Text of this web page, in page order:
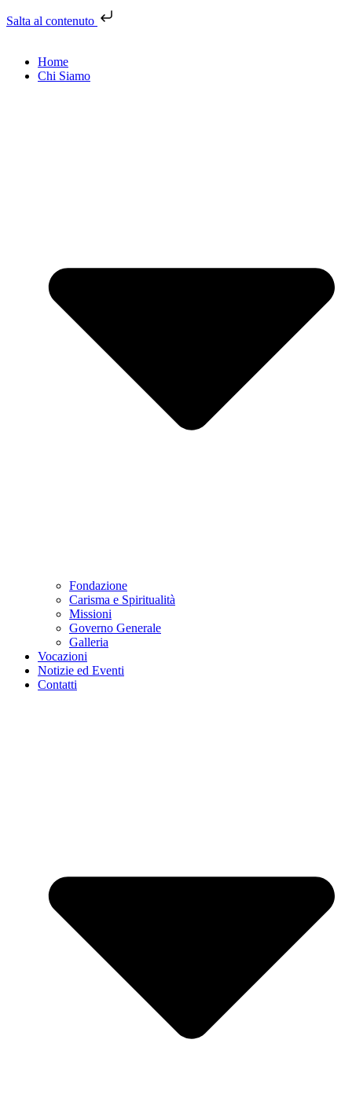
Salta al contenuto
Home
Chi Siamo
Fondazione
Carisma e Spiritualità
Missioni
Governo Generale
Galleria
Vocazioni
Notizie ed Eventi
Contatti